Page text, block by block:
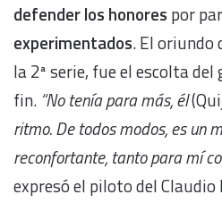
defender los honores por
experimentados. El oriundo
la 2ª serie, fue el escolta
fin. “No tenía para más, él
ritmo. De todos modos, es un
reconfortante, tanto para mí
expresó el piloto del Claudio